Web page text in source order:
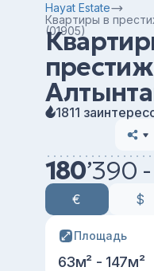
Hayat Estate
Квартиры в
(01905)
1811
180’390 -
€ $
Площадь
63м² - 147м²